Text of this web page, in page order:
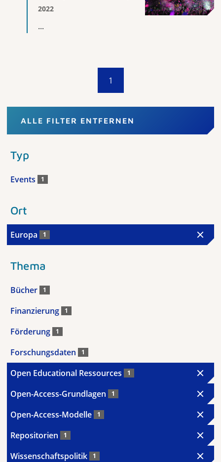
2022
...
1
ALLE FILTER ENTFERNEN
Typ
Events 1
Ort
Europa 1
Thema
Bücher 1
Finanzierung 1
Förderung 1
Forschungsdaten 1
Open Educational Ressources 1
Open-Access-Grundlagen 1
Open-Access-Modelle 1
Repositorien 1
Wissenschaftspolitik 1